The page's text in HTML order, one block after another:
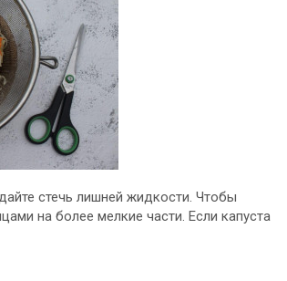
стечь лишней жидкости. Чтобы
на более мелкие части. Если капуста